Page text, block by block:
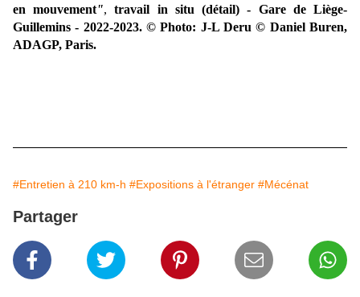
en mouvement",travail in situ (détail) - Gare de Liège-
Guillemins - 2022-2023. © Photo: J-L Deru © Daniel Buren,
ADAGP, Paris.
#Entretien à 210 km-h #Expositions à l'étranger #Mécénat
Partager